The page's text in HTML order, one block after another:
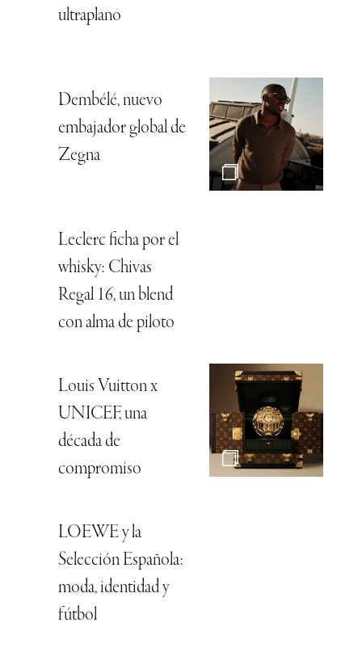
ultraplano
Dembélé, nuevo
embajador global de
Zegna
Leclerc ficha por el
whisky: Chivas
Regal 16, un blend
con alma de piloto
Louis Vuitton x
UNICEF, una
década de
compromiso
LOEWE y la
Selección Española:
moda, identidad y
fútbol